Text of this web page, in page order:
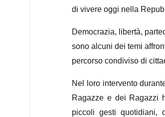
di vivere oggi nella
Democrazia, libertà,
sono alcuni dei temi
percorso condiviso di
Nel loro intervento
Ragazze e dei Ragazzi
piccoli gesti quotidiani,